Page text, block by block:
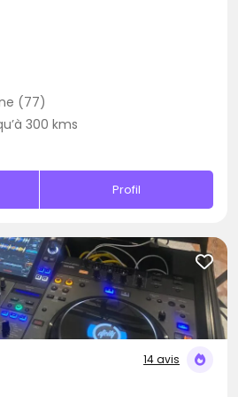
(77)
300 kms
Profil
14 avis